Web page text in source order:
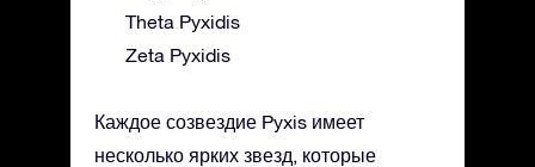
Theta Pyxidis
Zeta Pyxidis
Каждое созвездие Pyxis имеет
несколько ярких звезд, которые